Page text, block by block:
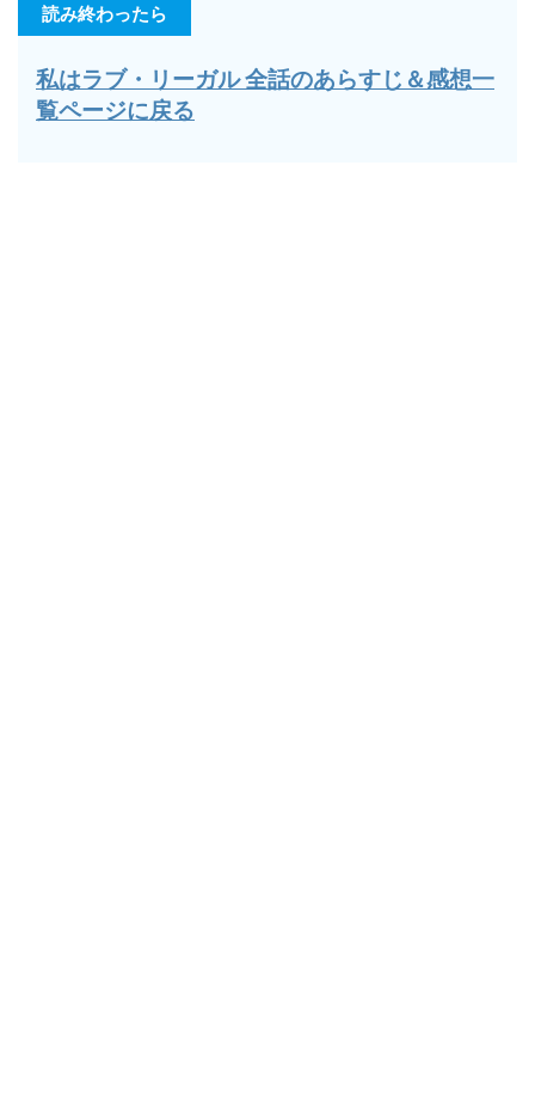
読み終わったら
私はラブ・リーガル 全話のあらすじ＆感想一
覧ページに戻る